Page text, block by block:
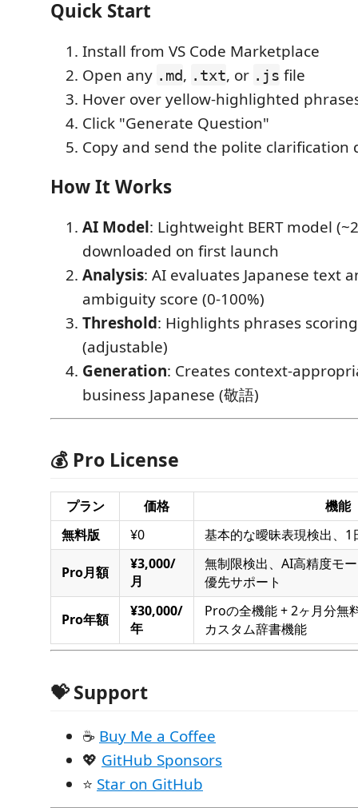
Quick Start
Install from VS Code Marketplace
Open any .md, .txt, or .js file
Hover over yellow-highlighted
Click "Generate Question"
Copy and send the polite clarification
How It Works
AI Model: Lightweight BERT model
downloaded on first launch
Analysis: AI evaluates Japanese text
ambiguity score (0-100%)
Threshold: Highlights phrases
(adjustable)
Generation: Creates context-
business Japanese (敬語)
💰 Pro License
プラン 価格
機能
無料版
¥0 基本的な曖昧表現検出、1
Pro月額
¥3,000/
月
無制限検出、AI高精度モ
優先サポート
Pro年額
¥30,000/
年
Proの全機能 + 2ヶ月分無
カスタム辞書機能
💝 Support
☕ Buy Me a Coffee
💖 GitHub Sponsors
⭐ Star on GitHub